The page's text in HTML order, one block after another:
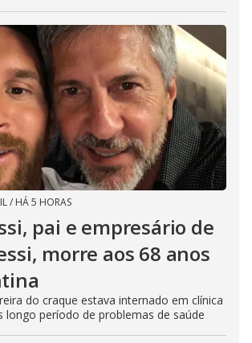
/ HÁ 5 HORAS
pai e empresário de
morre aos 68 anos
do craque estava internado em clínica
longo período de problemas de saúde